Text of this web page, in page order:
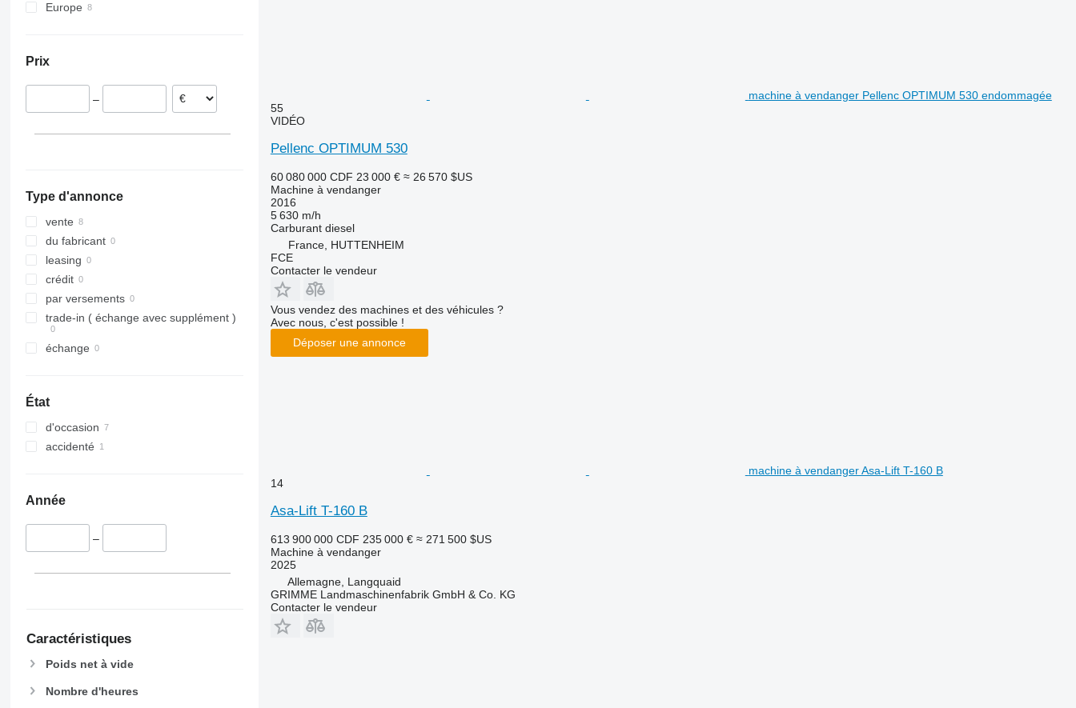
Europe
Pays-Bas
Autriche
Prix
–
Type d'annonce
vente
du fabricant
leasing
crédit
par versements
trade-in ( échange avec supplément )
échange
État
d'occasion
accidenté
Année
–
Caractéristiques
Poids net à vide
Nombre d'heures
machine à vendanger Pellenc OPTIMUM 530 endommagée
55
VIDÉO
Pellenc OPTIMUM 530
60 080 000 CDF 23 000 € ≈ 26 570 $US
Machine à vendanger
2016
5 630 m/h
Carburant diesel
France, HUTTENHEIM
FCE
Contacter le vendeur
Vous vendez des machines et des véhicules ?
Avec nous, c'est possible !
Déposer une annonce
machine à vendanger Asa-Lift T-160 B
14
Asa-Lift T-160 B
613 900 000 CDF 235 000 € ≈ 271 500 $US
Machine à vendanger
2025
Allemagne, Langquaid
GRIMME Landmaschinenfabrik GmbH & Co. KG
Contacter le vendeur